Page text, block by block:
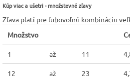
Kúp viac a ušetri - množstevné zľavy
Zľava platí pre ľubovoľnú kombináciu
Množstvo
1 až 11
12 až 23